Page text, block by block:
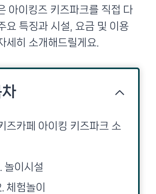
아이킹즈 키즈파크를 직접 다
요 특징과 시설, 요금 및 이용
세히 소개해드릴게요.
즈카페 아이킹 키즈파크 소
놀이시설
체험놀이